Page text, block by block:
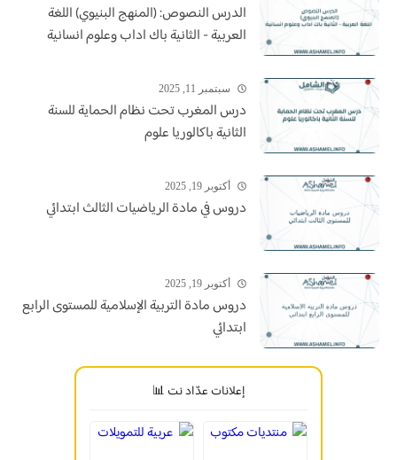
الدرس النصوص: (المنهج البنيوي) اللغة
العربية - الثانية باك اداب وعلوم انسانية
سبتمبر 11, 2025
درس المغرب تحت نظام الحماية للسنة
الثانية باكالوريا علوم
أكتوبر 19, 2025
دروس في مادة الرياضيات الثالث ابتدائي
أكتوبر 19, 2025
دروس مادة التربية الإسلامية للمستوى الرابع
ابتدائي
إعلانات عدّاد نت 📊